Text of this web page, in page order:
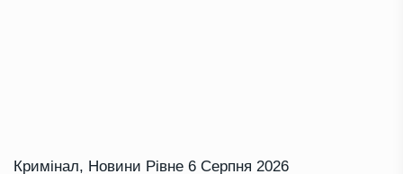
Кримінал, Новини Рівне 6 Серпня 2026